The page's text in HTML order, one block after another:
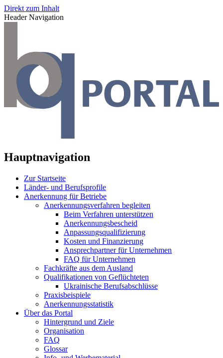
Direkt zum Inhalt
Header Navigation
Hauptnavigation
Zur Startseite
Länder- und Berufsprofile
Anerkennung für Betriebe
Anerkennungsverfahren begleiten
Beim Verfahren unterstützen
Anerkennungsbescheid
Anpassungsqualifizierung
Kosten und Finanzierung
Ansprechpartner für Unternehmen
FAQ für Unternehmen
Fachkräfte aus dem Ausland
Qualifikationen von Geflüchteten
Ukrainische Berufsabschlüsse
Praxisbeispiele
Anerkennungsstatistik
Über das Portal
Hintergrund und Ziele
Organisation
FAQ
Glossar